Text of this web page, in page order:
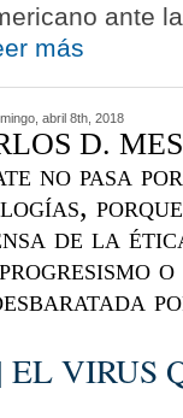
ante
más
abril 8th, 2018
D.
no pasa
de la
EL VIRUS